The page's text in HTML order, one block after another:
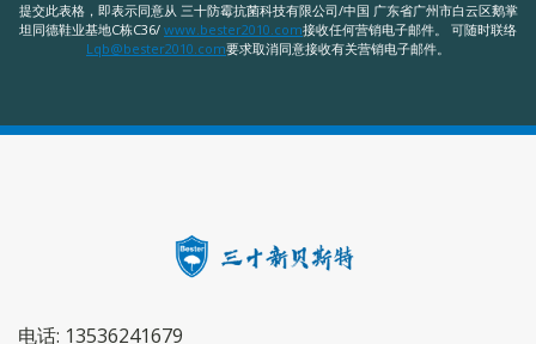
提交此表格，即表示同意从 三十防霉抗菌科技有限公司/中国 广东省广州市白云区鹅掌
坦同德鞋业基地C栋C36/ www.bester2010.com接收任何营销电子邮件。 可随时联络
Lqb@bester2010.com要求取消同意接收有关营销电子邮件。
电话: 13536241679